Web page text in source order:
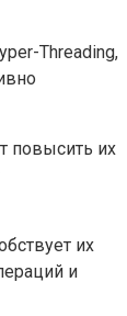
Threading,
повысить их
их
и